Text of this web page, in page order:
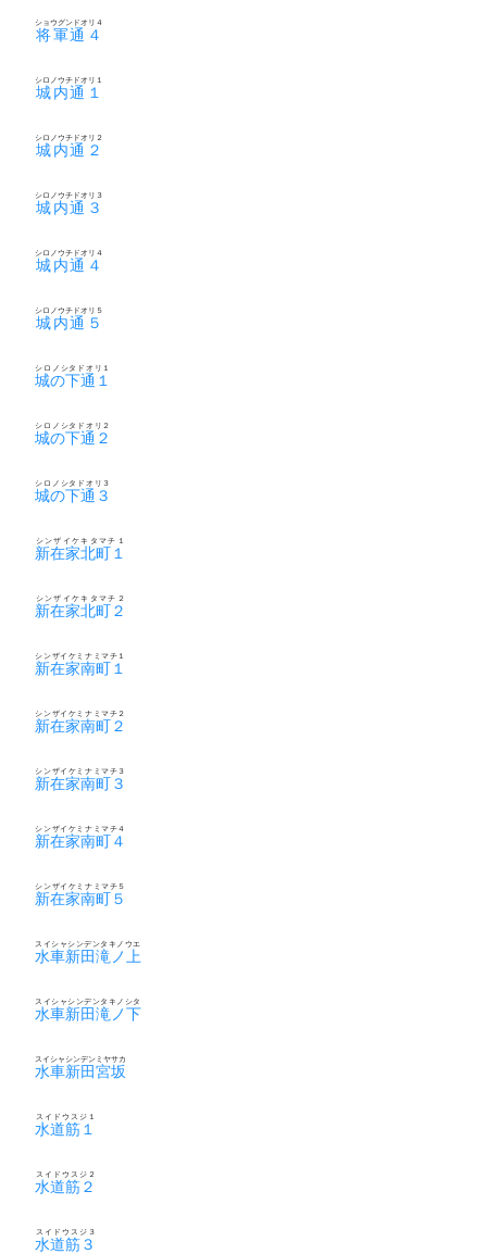
将軍通４
ショウグンドオリ４
城内通１
シロノウチドオリ１
城内通２
シロノウチドオリ２
城内通３
シロノウチドオリ３
城内通４
シロノウチドオリ４
城内通５
シロノウチドオリ５
城の下通１
シロノシタドオリ１
城の下通２
シロノシタドオリ２
城の下通３
シロノシタドオリ３
新在家北町１
シンザイケキタマチ１
新在家北町２
シンザイケキタマチ２
新在家南町１
シンザイケミナミマチ１
新在家南町２
シンザイケミナミマチ２
新在家南町３
シンザイケミナミマチ３
新在家南町４
シンザイケミナミマチ４
新在家南町５
シンザイケミナミマチ５
水車新田滝ノ上
スイシャシンデンタキノウエ
水車新田滝ノ下
スイシャシンデンタキノシタ
水車新田宮坂
スイシャシンデンミヤサカ
水道筋１
スイドウスジ１
水道筋２
スイドウスジ２
水道筋３
スイドウスジ３